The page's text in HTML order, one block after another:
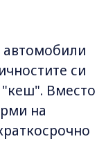
автомобили
си
"кеш". Вместо
на